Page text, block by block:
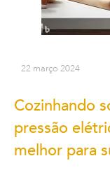
22 março 2024
Cozinhando
pressão
melhor para